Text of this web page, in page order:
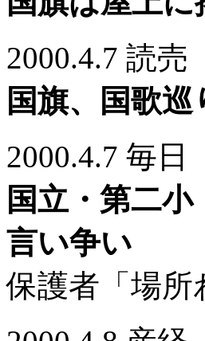
2000.4.7 読売
国旗、国歌
2000.4.7 毎日
国立・第二
言い争い
保護者「場